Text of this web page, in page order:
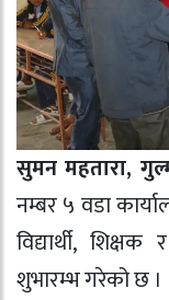
सुमन महतारा,
नम्बर ५ वडा
विद्यार्थी,
शुभारम्भ गरेको छ ।